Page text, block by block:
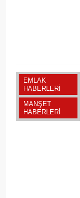
EMLAK
HABERLERI
MANŞET
HABERLERI